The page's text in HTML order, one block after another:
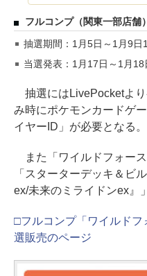
フルコンプ（関東一部店舗）
抽選期間：1月5日～1月9日
当選発表：1月17日～1月18
抽選にはLivePocketよ
み時にポケモンカードゲ
イヤーID」が必要となる。
また「ワイルドフォース
「スターターデッキ＆ビ
ex/未来のミライドンex』
□フルコンプ「ワイルドフ
選販売のページ